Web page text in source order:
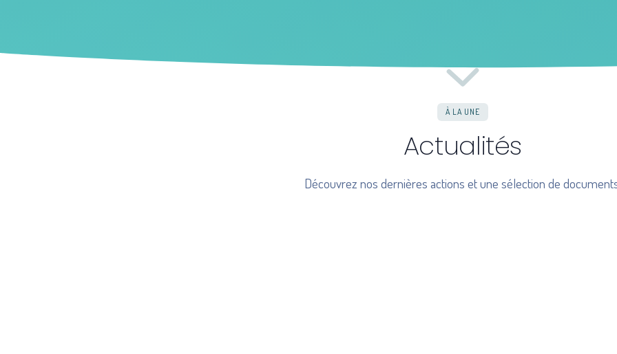
À LA UNE
Actualités
Découvrez nos dernières actions et une sélection de